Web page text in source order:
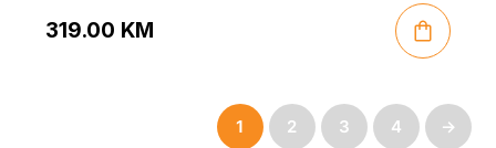
319.00 KM
1 2 3 4 →